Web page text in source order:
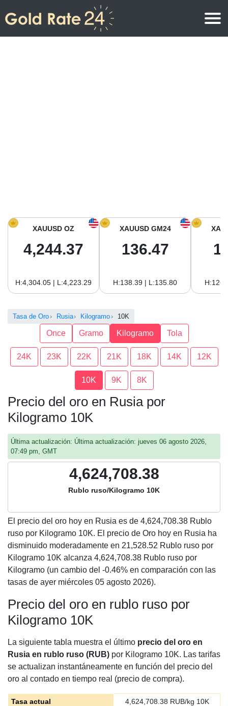
Precio del Oro hoy en América del sur
XAUUSD OZ
4,244.37
H:4,304.05 | L:4,223.29
XAUUSD GM24
136.47
H:138.39 | L:135.80
Tasa de Oro Rusia Kilogramo 10K
Once Gramo Kilogramo Tola
24K 23K 22K 21K 18K 14K 12K
10K 9K 8K
Precio del oro en Rusia por
Kilogramo 10K
Última actualización: Última actualización: jueves 06 agosto 2026,
07:49 pm, GMT
4,624,708.38
Rublo ruso/Kilogramo 10K
El precio del oro hoy en Rusia es de 4,624,708.38 Rublo
ruso por Kilogramo 10K. El precio de Oro hoy en Rusia ha
disminuido moderadamente en 21,528.52 Rublo ruso por
Kilogramo 10K alcanza 4,624,708.38 Rublo ruso por
Kilogramo (un cambio del -0.46% en comparación con las
tasas de ayer miércoles 05 agosto 2026).
Precio del oro en rublo ruso por
Kilogramo 10K
La siguiente tabla muestra el último precio del oro en
Rusia en rublo ruso (RUB) por Kilogramo 10K. Las tarifas
se actualizan instantáneamente en función del precio del
oro al contado en tiempo real (precio de compra).
Tasa actual 4,624,708.38 RUB/kg 10K